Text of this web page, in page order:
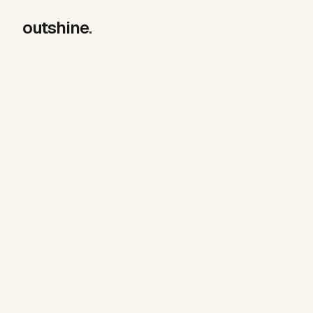
outshine.